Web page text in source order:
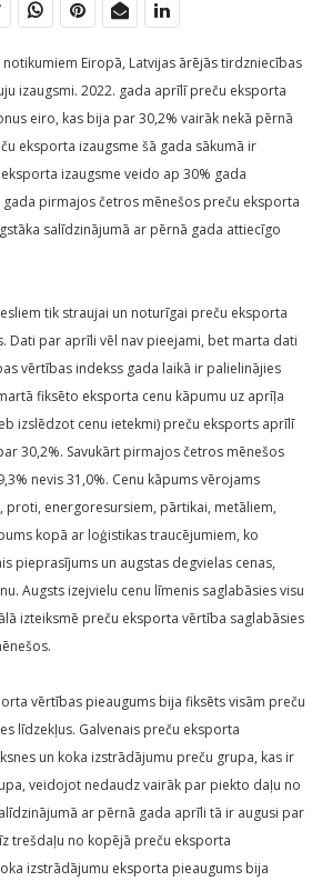
Eiropā, Latvijas ārējās tirdzniecības
izaugsmi. 2022. gada aprīlī preču eksporta
eiro, kas bija par 30,2% vairāk nekā pērnā
eksporta izaugsme šā gada sākumā ir
izaugsme veido ap 30% gada
gada pirmajos četros mēnešos preču eksporta
salīdzinājumā ar pērnā gada attiecīgo
tik straujai un noturīgai preču eksporta
Dati par aprīli vēl nav pieejami, bet marta dati
vērtības indekss gada laikā ir palielinājies
fiksēto eksporta cenu kāpumu uz aprīļa
izslēdzot cenu ietekmi) preču eksports aprīlī
30,2%. Savukārt pirmajos četros mēnešos
nevis 31,0%. Cenu kāpums vērojams
proti, energoresursiem, pārtikai, metāliem,
kopā ar loģistikas traucējumiem, ko
pieprasījums un augstas degvielas cenas,
Augsts izejvielu cenu līmenis saglabāsies visu
izteiksmē preču eksporta vērtība saglabāsies
vērtības pieaugums bija fiksēts visām preču
līdzekļus. Galvenais preču eksporta
un koka izstrādājumu preču grupa, kas ir
veidojot nedaudz vairāk par piekto daļu no
ar pērnā gada aprīli tā ir augusi par
trešdaļu no kopējā preču eksporta
izstrādājumu eksporta pieaugums bija